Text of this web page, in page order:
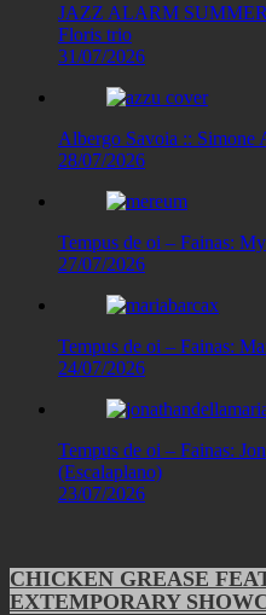
JAZZ ALARM SUMMER
Floris trio
31/07/2026
Albergo Savoia :: Simone
28/07/2026
Tempus de oi – Fainas:
27/07/2026
Tempus de oi – Fainas:
24/07/2026
Tempus de oi – Fainas:
(Escalaplano)
23/07/2026
CHICKEN GREASE
EXTEMPORARY